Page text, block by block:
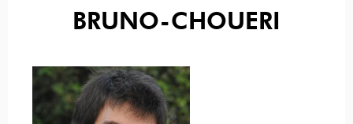
BRUNO-CHOUERI